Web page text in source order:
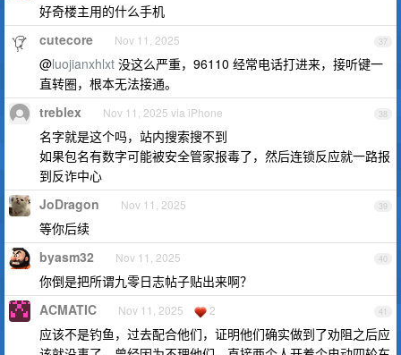
好奇楼主用的什么手机
37
cutecore Nov 11, 2025
@luojianxhlxt 没这么严重，96110 经常电话打进来，接听键一
直转圈，根本无法接通。
38
treblex Nov 11, 2025 via iPhone
名字就是这个吗，站内搜索搜不到
如果包名有数字可能被安全管家报毒了，然后连锁反应就一路报
到反诈中心
39
JoDragon Nov 11, 2025
等你后续
40
byasm32 Nov 11, 2025
你倒是把所谓九零日志帖子贴出来啊？
41
ACMATIC Nov 11, 2025 2
应该不是钓鱼，过去配合他们，证明他们确实做到了劝阻之后应